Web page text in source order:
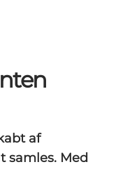
af
samles. Med